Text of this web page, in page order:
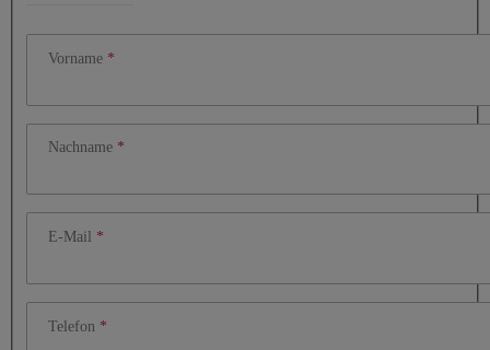
Vorname
Nachname
E-Mail
Telefon